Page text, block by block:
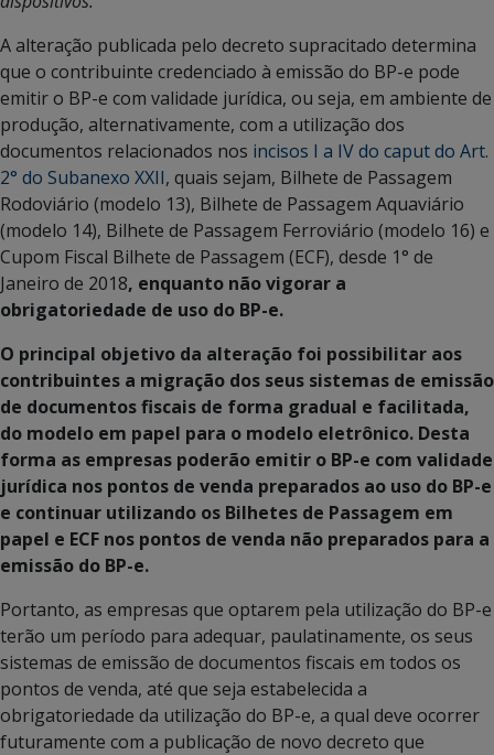
A alteração publicada pelo decreto supracitado determina
que o contribuinte credenciado à emissão do BP-e pode
emitir o BP-e com validade jurídica, ou seja, em ambiente de
produção, alternativamente, com a utilização dos
documentos relacionados nos incisos I a IV do caput do Art.
2° do Subanexo XXII, quais sejam, Bilhete de Passagem
Rodoviário (modelo 13), Bilhete de Passagem Aquaviário
(modelo 14), Bilhete de Passagem Ferroviário (modelo 16) e
Cupom Fiscal Bilhete de Passagem (ECF), desde 1° de
Janeiro de 2018, enquanto não vigorar a
obrigatoriedade de uso do BP-e.
O principal objetivo da alteração foi possibilitar aos
contribuintes a migração dos seus sistemas de emissão
de documentos fiscais de forma gradual e facilitada,
do modelo em papel para o modelo eletrônico. Desta
forma as empresas poderão emitir o BP-e com validade
jurídica nos pontos de venda preparados ao uso do BP-e
e continuar utilizando os Bilhetes de Passagem em
papel e ECF nos pontos de venda não preparados para a
emissão do BP-e.
Portanto, as empresas que optarem pela utilização do BP-e
terão um período para adequar, paulatinamente, os seus
sistemas de emissão de documentos fiscais em todos os
pontos de venda, até que seja estabelecida a
obrigatoriedade da utilização do BP-e, a qual deve ocorrer
futuramente com a publicação de novo decreto que